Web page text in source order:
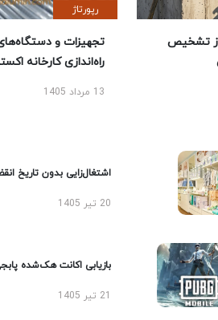
تشخیص
رپورتاژ
تجهیزات و دستگاه‌های
راه‌اندازی کارخانه
13 مرداد 1405
اشتغال‌زایی بدون تاریخ انقضا
20 تیر 1405
بازیابی اکانت هک‌شده پابجی